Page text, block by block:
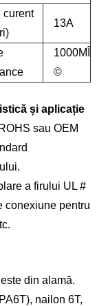
curent
13A
1000MÎ
©
și aplicație
sau OEM
a firului UL #
conexiune pentru
din alamă.
nailon 6T,